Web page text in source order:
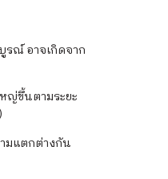
รณ์ อาจเกิดจาก
ญ่ขึ้นตามระยะ
มแตกต่างกัน